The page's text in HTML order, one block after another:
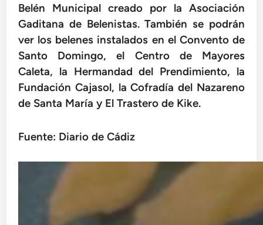
Belén Municipal creado por la Asociación
Gaditana de Belenistas. También se podrán
ver los belenes instalados en el Convento de
Santo Domingo, el Centro de Mayores
Caleta, la Hermandad del Prendimiento, la
Fundación Cajasol, la Cofradía del Nazareno
de Santa María y El Trastero de Kike.
Fuente: Diario de Cádiz